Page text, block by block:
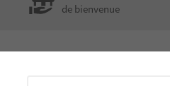
de bienvenue